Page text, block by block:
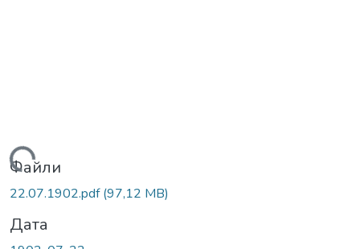
Вантажиться...
Файли
22.07.1902.pdf(97,12 MB)
Дата